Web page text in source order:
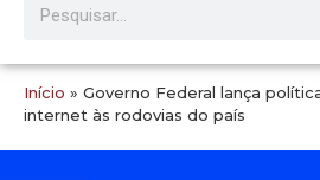
Início » Governo Federal lança
internet às rodovias do país